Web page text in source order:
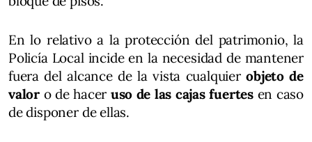
En lo relativo a la protección del patrimonio, la
Policía Local incide en la necesidad de mantener
fuera del alcance de la vista cualquierobjeto de
valor o de hacer uso de las cajas fuertes en caso
de disponer de ellas.